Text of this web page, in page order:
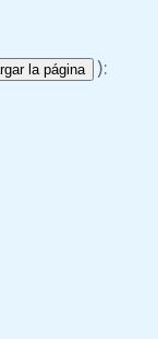
la página ):